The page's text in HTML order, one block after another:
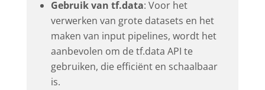
Gebruik van tf.data: Voor het
verwerken van grote datasets en het
maken van input pipelines, wordt het
aanbevolen om de tf.data API te
gebruiken, die efficiënt en schaalbaar
is.